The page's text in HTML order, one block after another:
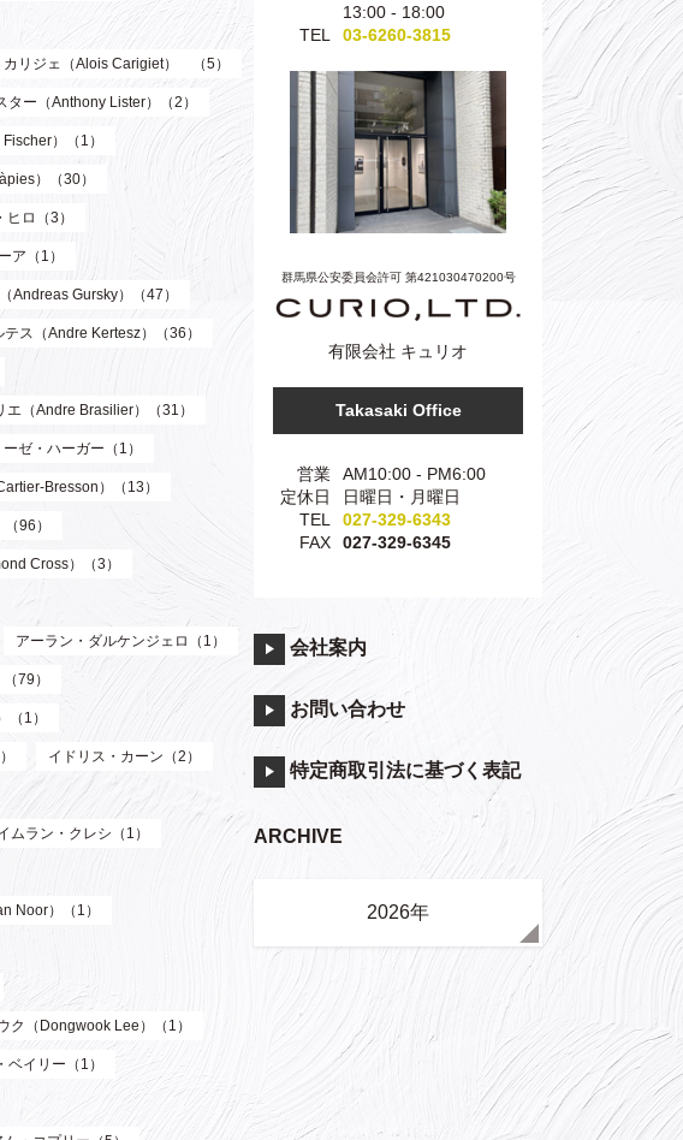
カリジェ（Alois Carigiet） （5）
ター（Anthony Lister）（2）
）（1）
）（30）
ロ（3）
ア（1）
Andreas Gursky）（47）
ス（Andre Kertesz）（36）
エ（Andre Brasilier）（31）
ゼ・ハーガー（1）
Bresson）（13）
96）
Cross）（3）
アーラン・ダルケンジェロ（1）
79）
1）
イドリス・カーン（2）
ムラン・クレシ（1）
Noor）（1）
ク（Dongwook Lee）（1）
ベイリー（1）
13:00 - 18:00
TEL
03-6260-3815
群馬県公安委員会許可 第421030470200号
有限会社 キュリオ
Takasaki Office
営業
AM10:00 - PM6:00
定休日
日曜日・月曜日
TEL
027-329-6343
FAX
027-329-6345
会社案内
お問い合わせ
特定商取引法に基づく表記
ARCHIVE
2026年